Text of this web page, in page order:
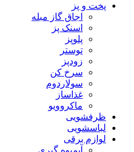
پخت و پز
اجاق گاز مبله
اسنک پز
پلوپز
توستر
زودپز
سرخ کن
سولاردوم
غذاساز
ماکروویو
ظرفشویی
لباسشویی
لوازم برقی